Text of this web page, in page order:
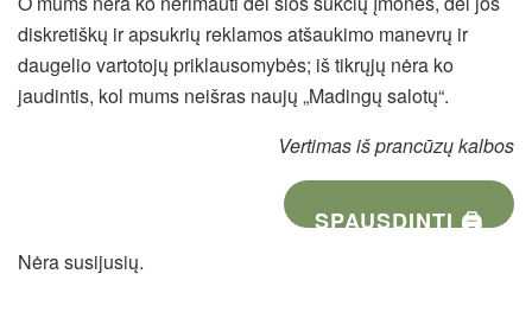
diskretiškų ir apsukrių reklamos atšaukimo manevrų ir
daugelio vartotojų priklausomybės; iš tikrųjų nėra ko
jaudintis, kol mums neišras naujų „Madingų salotų“.
Vertimas iš prancūzų kalbos
SPAUSDINTI 🖨
Nėra susijusių.